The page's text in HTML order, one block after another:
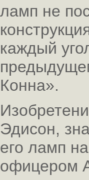
ламп не
каждый
Конна».
Эдисон,
его ламп
офицером